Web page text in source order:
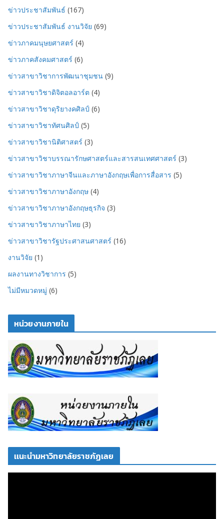
ข่าวประชาสัมพันธ์ (167)
ข่าวประชาสัมพันธ์ งานวิจัย (69)
ข่าวภาคมนุษยศาสตร์ (4)
ข่าวภาคสังคมศาสตร์ (6)
ข่าวสาขาวิชาการพัฒนาชุมชน (9)
ข่าวสาขาวิชาดิจิตอลอาร์ต (4)
ข่าวสาขาวิชาดุริยางคศิลป์ (6)
ข่าวสาขาวิชาทัศนศิลป์ (5)
ข่าวสาขาวิชานิติศาสตร์ (3)
ข่าวสาขาวิชาบรรณารักษศาสตร์และสารสนเทศศาสตร์ (3)
ข่าวสาขาวิชาภาษาจีนและภาษาอังกฤษเพื่อการสื่อสาร (5)
ข่าวสาขาวิชาภาษาอังกฤษ (4)
ข่าวสาขาวิชาภาษาอังกฤษธุรกิจ (3)
ข่าวสาขาวิชาภาษาไทย (3)
ข่าวสาขาวิชารัฐประศาสนศาสตร์ (16)
งานวิจัย (1)
ผลงานทางวิชาการ (5)
ไม่มีหมวดหมู่ (6)
หน่วยงานภายใน
เเนะนำมหาวิทยาลัยราชภัฏเลย